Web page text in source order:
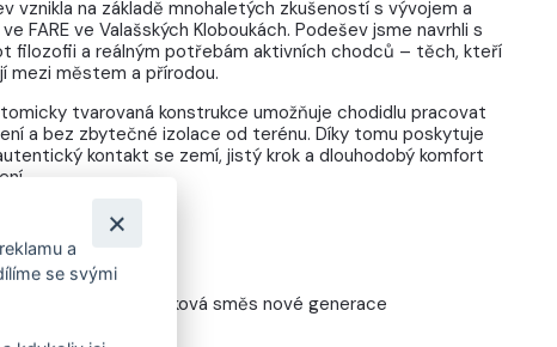
vznikla na základě mnohaletých zkušeností s vývojem a
FARE ve Valašských Kloboukách. Podešev jsme navrhli s
filozofii a reálným potřebám aktivních chodců – těch, kteří
mezi městem a přírodou.
tvarovaná konstrukce umožňuje chodidlu pracovat
a bez zbytečné izolace od terénu. Díky tomu poskytuje
autentický kontakt se zemí, jistý krok a dlouhodobý komfort
VE FARE
výroba, termokaučuková směs nové generace
a
se svými